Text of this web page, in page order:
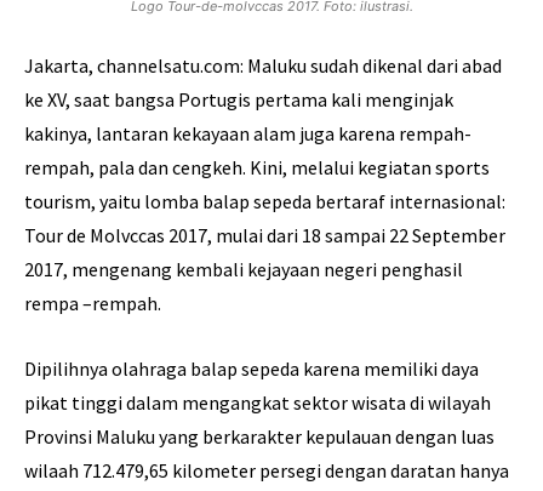
Logo Tour-de-molvccas 2017. Foto: ilustrasi.
Jakarta, channelsatu.com: Maluku sudah dikenal dari abad
ke XV, saat bangsa Portugis pertama kali menginjak
kakinya, lantaran kekayaan alam juga karena rempah-
rempah, pala dan cengkeh. Kini, melalui kegiatan sports
tourism, yaitu lomba balap sepeda bertaraf internasional:
Tour de Molvccas 2017, mulai dari 18 sampai 22 September
2017, mengenang kembali kejayaan negeri penghasil
rempa –rempah.
Dipilihnya olahraga balap sepeda karena memiliki daya
pikat tinggi dalam mengangkat sektor wisata di wilayah
Provinsi Maluku yang berkarakter kepulauan dengan luas
wilaah 712.479,65 kilometer persegi dengan daratan hanya